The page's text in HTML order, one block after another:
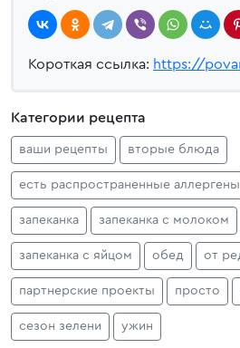
Короткая ссылка: https://
Категории рецепта
ваши рецепты вторые блюда
есть распространенные аллергены
запеканка запеканка с молоком
запеканка с яйцом обед от
партнерские проекты просто
сезон зелени ужин